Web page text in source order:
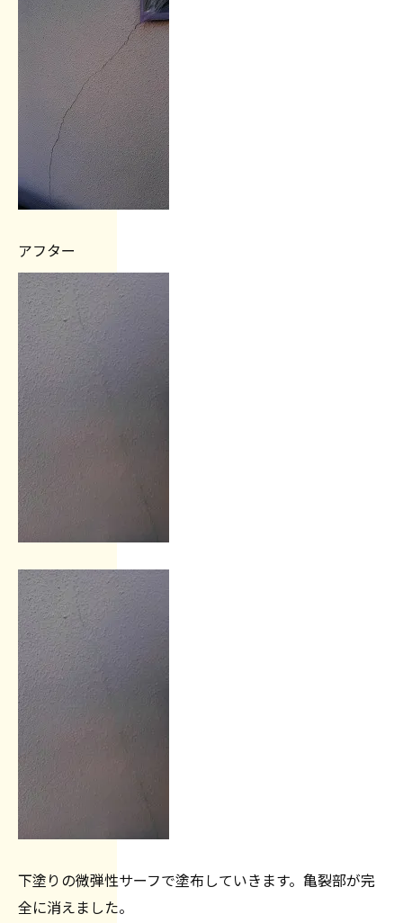
アフター
下塗りの微弾性サーフで塗布していきます。亀裂部が完
全に消えました。